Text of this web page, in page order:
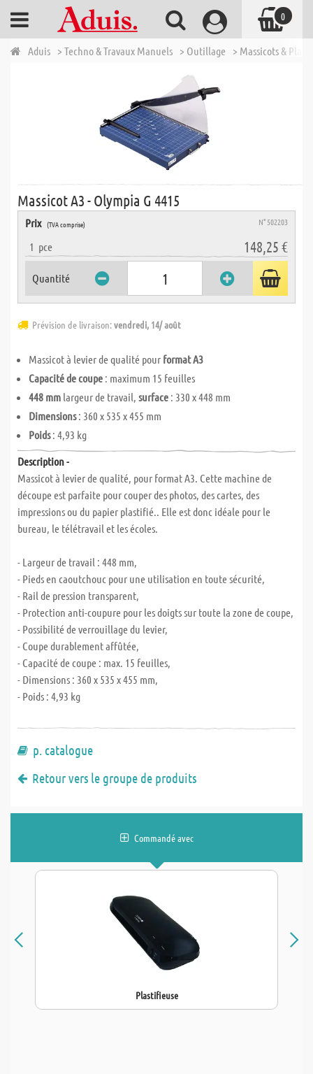
Aduis > Techno & Travaux Manuels > Outillage > Massicots &
Massicot A3 - Olympia G 4415
Prix (TVA comprise) N° 502203
1 pce 148,25 €
Quantité
Prévision de livraison:vendredi, 14/ août
Massicot à levier de qualité pour format A3
Capacité de coupe : maximum 15 feuilles
448 mm largeur de travail, surface : 330 x 448 mm
Dimensions: 360 x 535 x 455 mm
Poids: 4,93 kg
Description -
Massicot à levier de qualité, pour format A3. Cette machine de
découpe est parfaite pour couper des photos, des cartes, des
impressions ou du papier plastifié.. Elle est donc idéale pour le
bureau, le télétravail et les écoles.
- Largeur de travail : 448 mm,
- Pieds en caoutchouc pour une utilisation en toute sécurité,
- Rail de pression transparent,
- Protection anti-coupure pour les doigts sur toute la zone de coupe,
- Possibilité de verrouillage du levier,
- Coupe durablement affûtée,
- Capacité de coupe : max. 15 feuilles,
- Dimensions : 360 x 535 x 455 mm,
- Poids : 4,93 kg
p. catalogue
Retour vers le groupe de produits
Commandé avec
Plastifieuse
0